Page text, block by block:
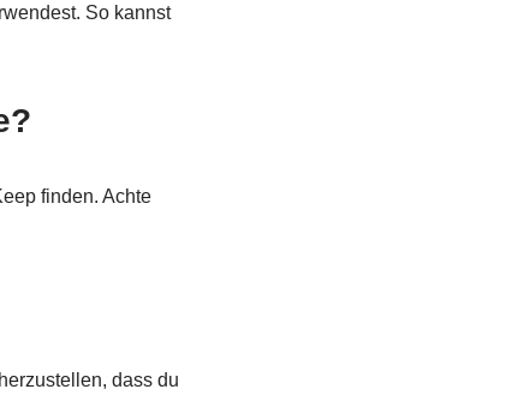
So kannst
finden. Achte
dass du